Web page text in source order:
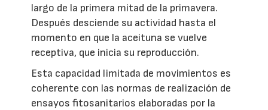
largo de la primera mitad de la primavera.
Después desciende su actividad hasta el
momento en que la aceituna se vuelve
receptiva, que inicia su reproducción.
Esta capacidad limitada de movimientos es
coherente con las normas de realización de
ensayos fitosanitarios elaboradas por la